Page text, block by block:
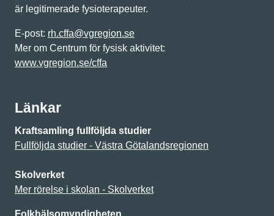
är legitimerade fysioterapeuter.
E-post: rh.cffa@vgregion.se
Mer om Centrum för fysisk aktivitet:
www.vgregion.se/cffa
Länkar
Kraftsamling fullföljda studier
Fullföljda studier - Västra Götalandsregionen
Skolverket
Mer rörelse i skolan - Skolverket
Folkhälsomyndigheten